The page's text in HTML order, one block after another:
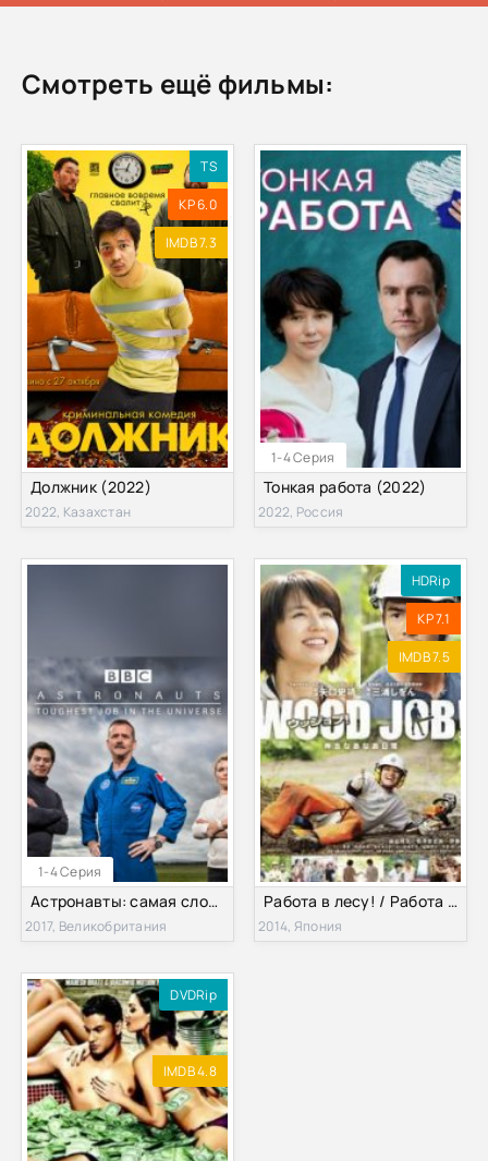
Смотреть ещё фильмы:
TS
KP 6.0
IMDB 7.3
Должник (2022)
2022, Казахстан
1-4 Серия
Тонкая работа (2022)
2022, Россия
1-4 Серия
Астронавты: самая сложная работа во Вселенной (2017)
2017, Великобритания
HDRip
KP 7.1
IMDB 7.5
Работа в лесу! / Работа с древесиной! (2014)
2014, Япония
DVDRip
IMDB 4.8